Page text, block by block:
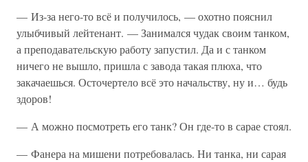
— Из-за него-то всё и получилось, — охотно пояснил
улыбчивый лейтенант. — Занимался чудак своим танком,
а преподавательскую работу запустил. Да и с танком
ничего не вышло, пришла с завода такая плюха, что
закачаешься. Осточертело всё это начальству, ну и… будь
здоров!
— А можно посмотреть его танк? Он где-то в сарае стоял.
— Фанера на мишени потребовалась. Ни танка, ни сарая